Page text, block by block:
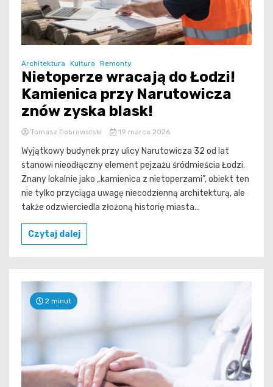
Architektura Kultura Remonty
Nietoperze wracają do Łodzi!
Kamienica przy Narutowicza
znów zyska blask!
Tomasz Dobrowolski 19 marca 2026
Wyjątkowy budynek przy ulicy Narutowicza 32 od lat
stanowi nieodłączny element pejzażu śródmieścia Łodzi.
Znany lokalnie jako „kamienica z nietoperzami”, obiekt ten
nie tylko przyciąga uwagę niecodzienną architekturą, ale
także odzwierciedla złożoną historię miasta...
Czytaj dalej
2 minut